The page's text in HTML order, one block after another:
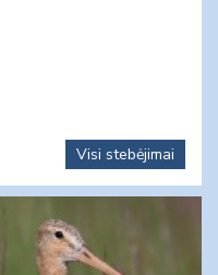
Visi stebėjimai